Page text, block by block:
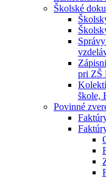
Školské
pri ZŠ
škole,
Povinné